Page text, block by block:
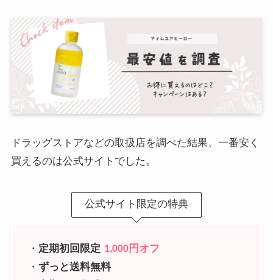
ドラッグストアなどの取扱店を調べた結果、一番安く
買えるのは公式サイトでした。
公式サイト限定の特典
・ 定期初回限定 1,000円オフ
・ずっと送料無料